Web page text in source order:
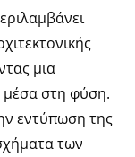
μια
μέσα στη φύση.
εντύπωση της
των